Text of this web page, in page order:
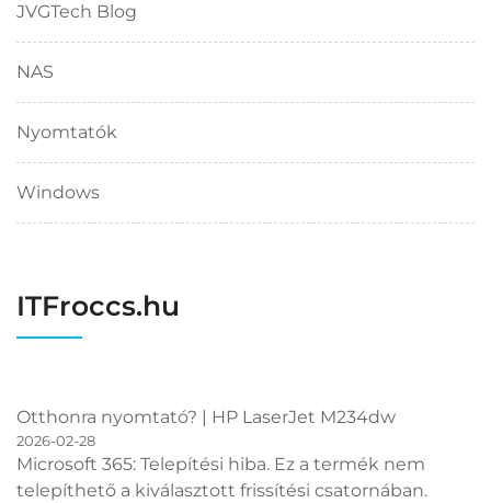
JVGTech Blog
NAS
Nyomtatók
Windows
ITFroccs.hu
Otthonra nyomtató? | HP LaserJet M234dw
2026-02-28
Microsoft 365: Telepítési hiba. Ez a termék nem
telepíthető a kiválasztott frissítési csatornában.